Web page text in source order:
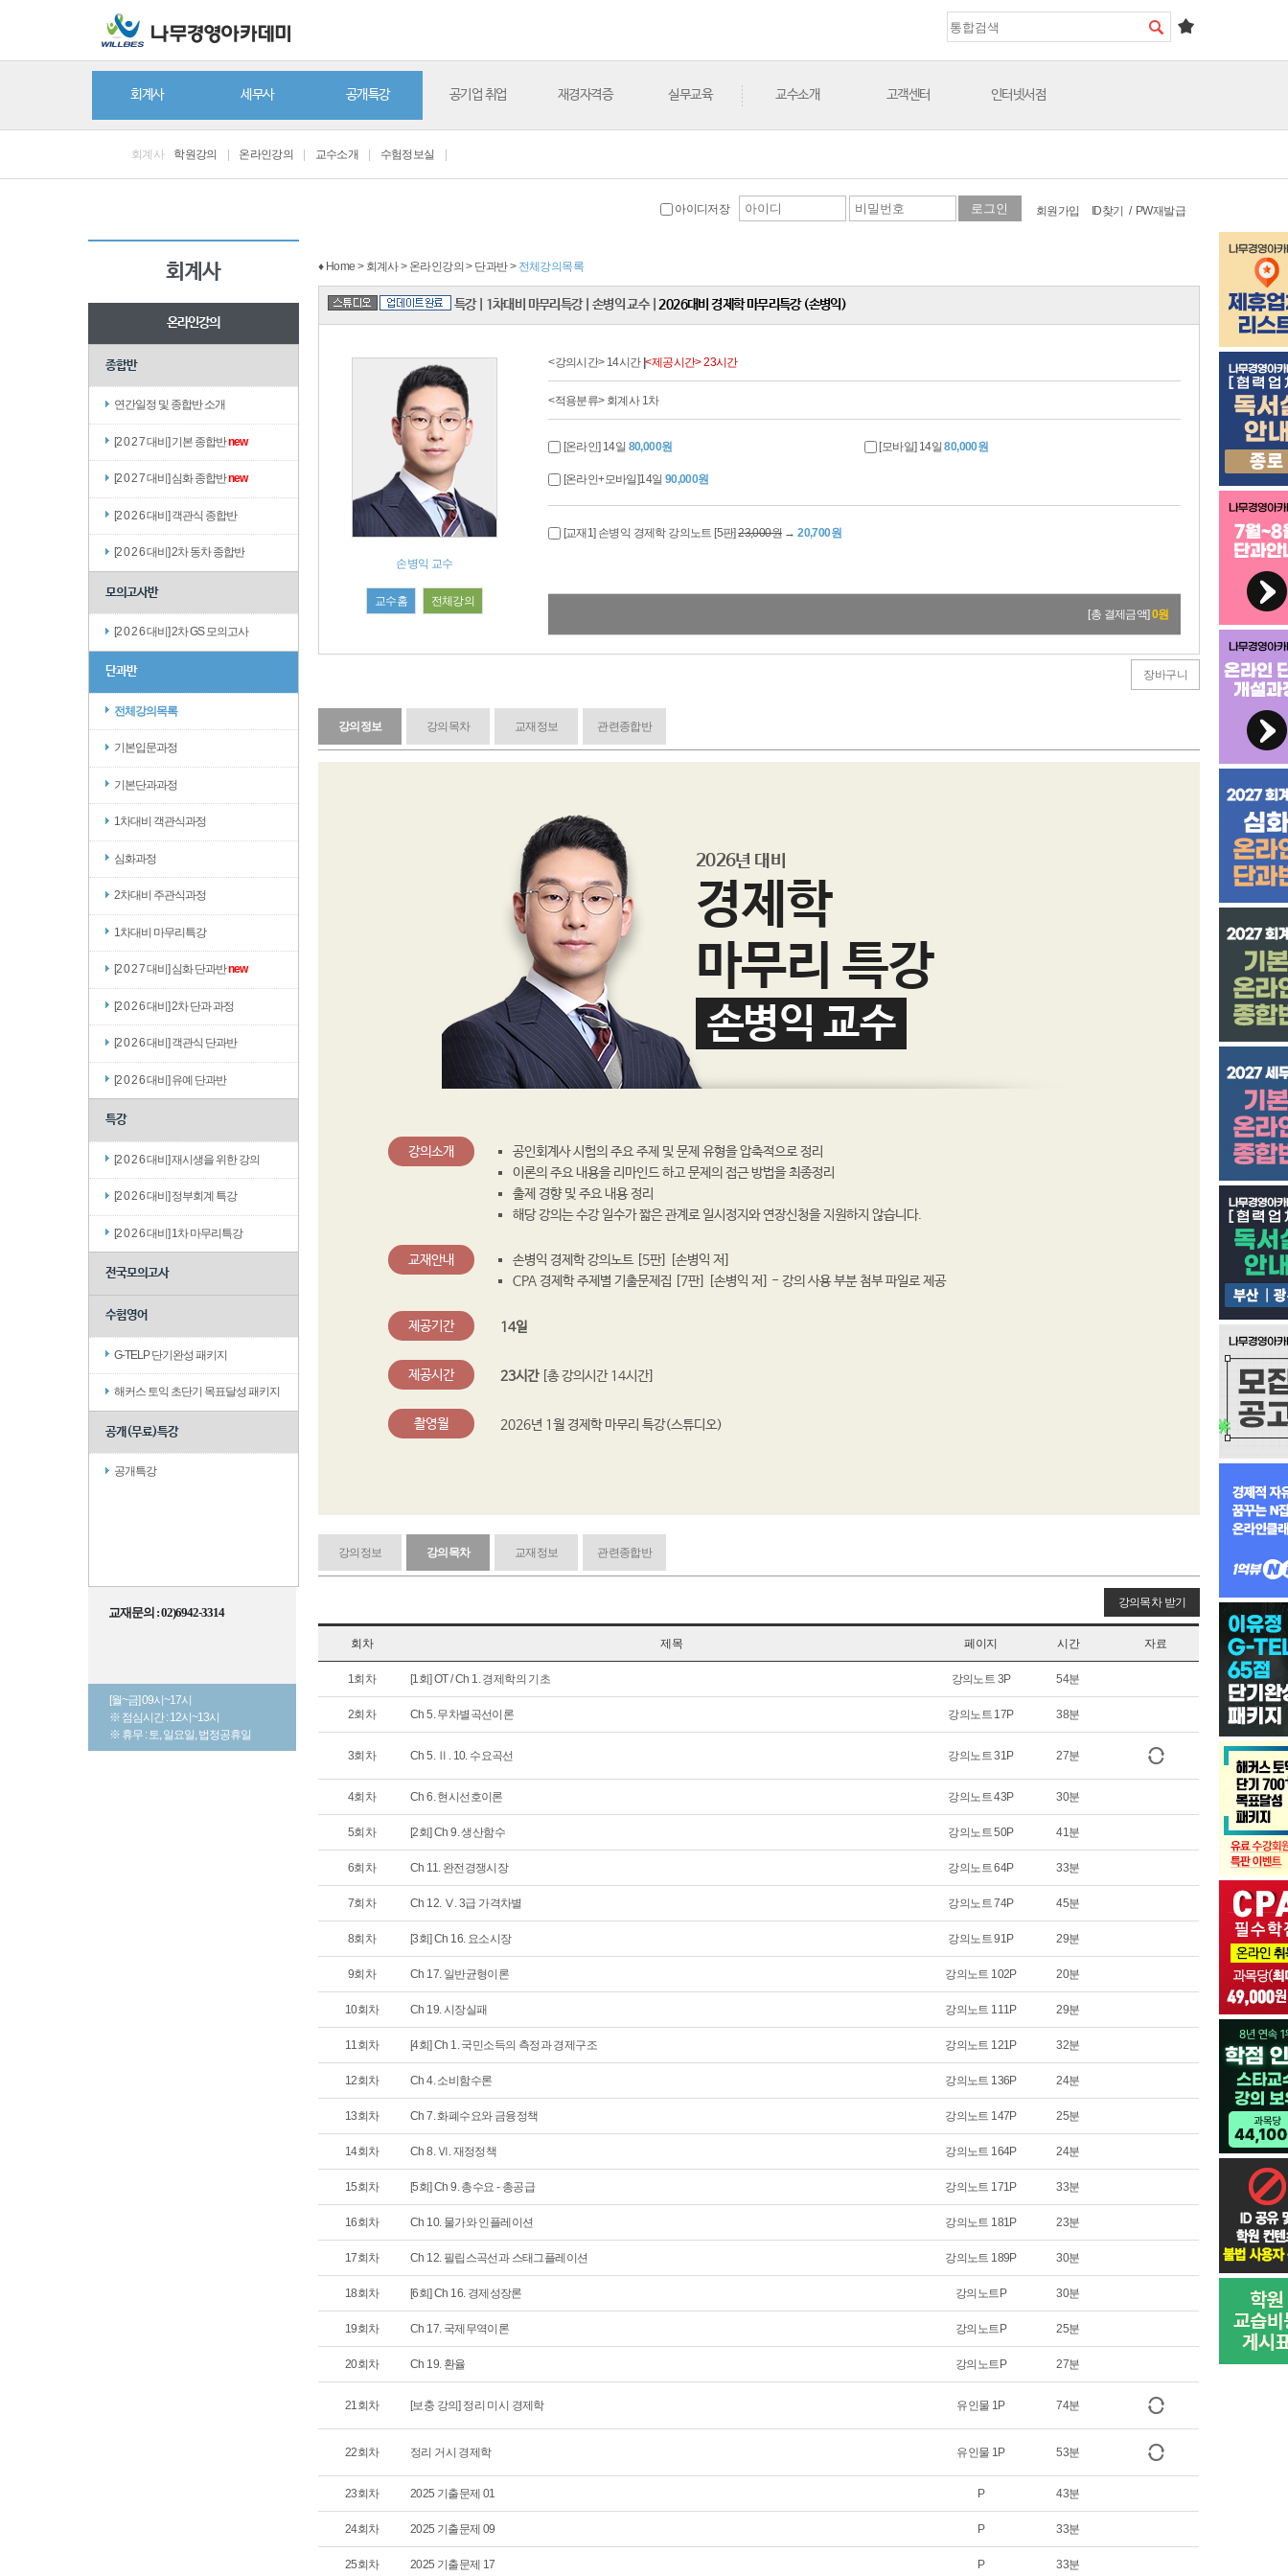
회계사 세무사 공개특강 공기업 취업 재경자격증 실무교육 교수소개 고객센터 인터넷서점
회계사 학원강의 온라인강의 교수소개 수험정보실
아이디저장 회원가입 ID찾기 / PW재발급
회계사
온라인강의
종합반
연간일정 및 종합반 소개
[2 0 2 7 대비] 기본 종합반new
[2 0 2 7 대비] 심화 종합반new
[2 0 2 6 대비] 객관식 종합반
[2 0 2 6 대비] 2차 동차 종합반
모의고사반
[2 0 2 6 대비] 2차 GS 모의고사
단과반
전체강의목록
기본입문과정
기본단과과정
1차대비 객관식과정
심화과정
2차대비 주관식과정
1차대비 마무리특강
[2 0 2 7 대비] 심화 단과반new
[2 0 2 6 대비] 2차 단과 과정
[2 0 2 6 대비] 객관식 단과반
[2 0 2 6 대비] 유예 단과반
특강
[2 0 2 6 대비] 재시생을 위한 강의
[2 0 2 6 대비] 정부회계 특강
[2 0 2 6 대비] 1차 마무리특강
전국모의고사
수험영어
G-TELP 단기완성 패키지
해커스 토익 초단기 목표달성 패키지
공개(무료)특강
공개특강
교재문의 : 02)6942-3314
[월~금] 09시~17시
※ 점심시간 : 12시~13시
※ 휴무 : 토, 일요일, 법정공휴일
♦ Home > 회계사 > 온라인강의 > 단과반 > 전체강의목록
특강 1차대비 마무리특강 손병익 교수 2026대비 경제학 마무리특강 (손병익)
손병익 교수
교수홈 전체강의
<강의시간> 14시간 |<제공시간> 23시간
<적용분류> 회계사 1차
[온라인] 14일 80,000원 [모바일] 14일80,000원
[온라인+모바일]14일 90,000원
[교재1] 손병익 경제학 강의노트 [5판]23,000원→20,700원
[총 결제금액]0원
장바구니
강의정보 강의목차 교재정보 관련종합반
2026년 대비
경제학
마무리 특강
손병익 교수
강의소개
공인회계사 시험의 주요 주제 및 문제 유형을 압축적으로 정리
이론의 주요 내용을 리마인드 하고 문제의 접근 방법을 최종정리
출제 경향 및 주요 내용 정리
해당 강의는 수강 일수가 짧은 관계로 일시정지와 연장신청을 지원하지 않습니다.
교재안내
손병익 경제학 강의노트 [5판] [손병익 저]
CPA 경제학 주제별 기출문제집 [7판] [손병익 저] - 강의 사용 부분 첨부 파일로 제공
제공기간 14일
제공시간 23시간[총 강의시간 14시간]
촬영월 2026년 1월 경제학 마무리 특강(스튜디오)
강의정보 강의목차 교재정보 관련종합반
강의목차 받기
회차 제목 페이지 시간 자료
1회차 [1회] OT / Ch 1. 경제학의 기초 강의노트 3P 54분
2회차 Ch 5. 무차별곡선이론 강의노트 17P 38분
3회차 Ch 5. Ⅱ. 10. 수요곡선 강의노트 31P 27분
4회차 Ch 6. 현시선호이론 강의노트 43P 30분
5회차 [2회] Ch 9. 생산함수 강의노트 50P 41분
6회차 Ch 11. 완전경쟁시장 강의노트 64P 33분
7회차 Ch 12. Ⅴ. 3급 가격차별 강의노트 74P 45분
8회차 [3회] Ch 16. 요소시장 강의노트 91P 29분
9회차 Ch 17. 일반균형이론 강의노트 102P 20분
10회차 Ch 19. 시장실패 강의노트 111P 29분
11회차 [4회] Ch 1. 국민소득의 측정과 경제구조 강의노트 121P 32분
12회차 Ch 4. 소비함수론 강의노트 136P 24분
13회차 Ch 7. 화폐수요와 금융정책 강의노트 147P 25분
14회차 Ch 8. Ⅵ. 재정정책 강의노트 164P 24분
15회차 [5회] Ch 9. 총수요 - 총공급 강의노트 171P 33분
16회차 Ch 10. 물가와 인플레이션 강의노트 181P 23분
17회차 Ch 12. 필립스곡선과 스태그플레이션 강의노트 189P 30분
18회차 [6회] Ch 16. 경제성장론 강의노트P 30분
19회차 Ch 17. 국제무역이론 강의노트P 25분
20회차 Ch 19. 환율 강의노트P 27분
21회차 [보충 강의] 정리 미시 경제학 유인물 1P 74분
22회차 정리 거시 경제학 유인물 1P 53분
23회차 2025 기출문제 01 P 43분
24회차 2025 기출문제 09 P 33분
25회차 2025 기출문제 17 P 33분